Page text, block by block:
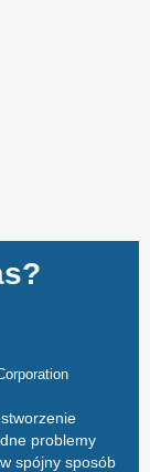
problemy
spójny sposób